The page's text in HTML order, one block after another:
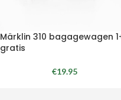
Märklin 310 bagagewagen
gratis
€19.95